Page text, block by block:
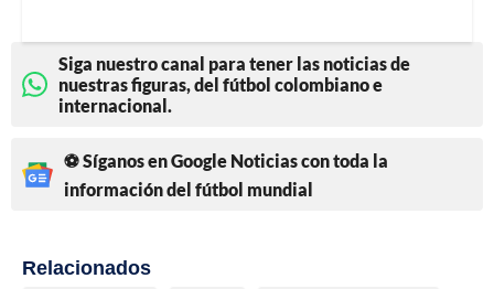
Siga nuestro canal para tener las noticias de
nuestras figuras, del fútbol colombiano e
internacional.
⚽ Síganos en Google Noticias con toda la
información del fútbol mundial
Relacionados